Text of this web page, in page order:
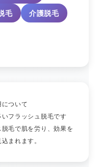
毛
介護脱毛
ついて
フラッシュ脱毛です
毛で肌を労り、効果を
まれます。